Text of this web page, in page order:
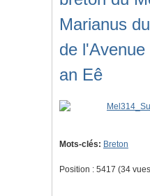
Marianus
de
an Eê
Mots-clés: Breton
Position : 5417 (34